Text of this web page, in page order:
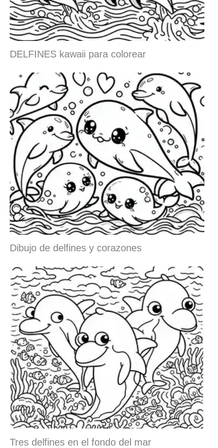
DELFINES kawaii para colorear
Dibujo de delfines y corazones
Tres delfines en el fondo del mar